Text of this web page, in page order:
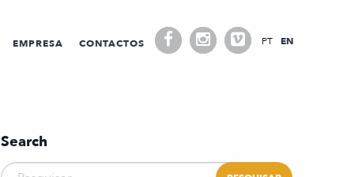
EMPRESA CONTACTOS PT EN
Search